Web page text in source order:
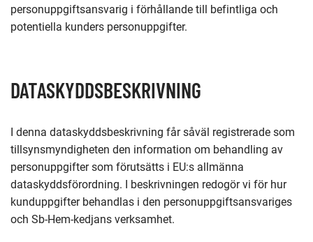
personuppgiftsansvarig i förhållande till befintliga och
potentiella kunders personuppgifter.
DATASKYDDSBESKRIVNING
I denna dataskyddsbeskrivning får såväl registrerade som
tillsynsmyndigheten den information om behandling av
personuppgifter som förutsätts i EU:s allmänna
dataskyddsförordning. I beskrivningen redogör vi för hur
kunduppgifter behandlas i den personuppgiftsansvariges
och Sb-Hem-kedjans verksamhet.